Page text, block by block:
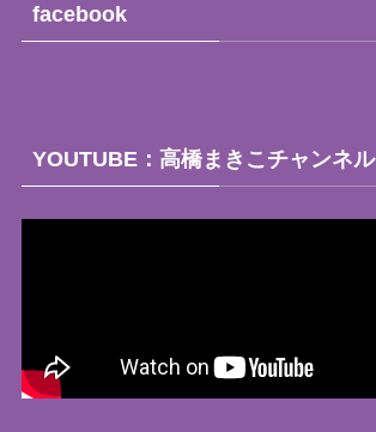
facebook
YOUTUBE：高橋まきこチャンネル